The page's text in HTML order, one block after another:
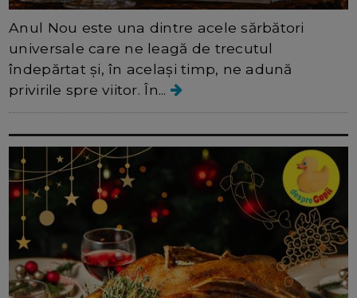
Anul Nou este una dintre acele sărbători
universale care ne leagă de trecutul
îndepărtat și, în același timp, ne adună
privirile spre viitor. În...